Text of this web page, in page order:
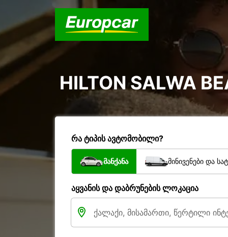
HILTON SALWA
რა ტიპის ავტომობილი?
მანქანა მინივენები და
აყვანის და დაბრუნების ლოკაცია